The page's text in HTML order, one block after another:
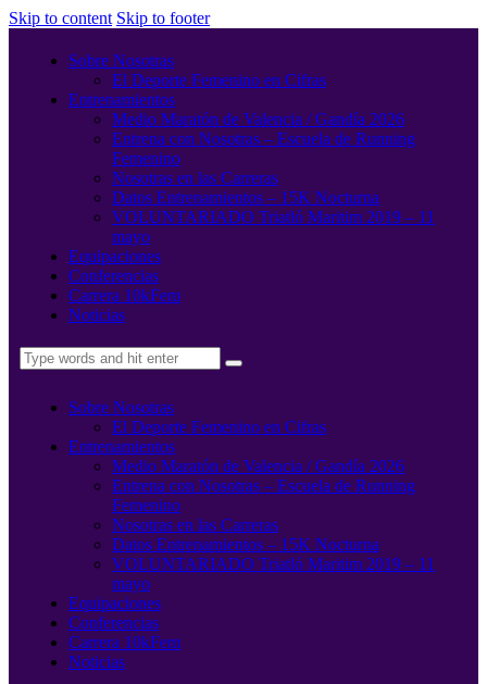
Skip to content Skip to footer
Sobre Nosotras
El Deporte Femenino en Cifras
Entrenamientos
Medio Maratón de Valencia / Gandía 2026
Entrena con Nosotras – Escuela de Running
Femenino
Nosotras en las Carreras
Datos Entrenamientos – 15K Nocturna
VOLUNTARIADO Triatló Maritim 2019 – 11
mayo
Equipaciones
Conferencias
Carrera 10kFem
Noticias
Sobre Nosotras
El Deporte Femenino en Cifras
Entrenamientos
Medio Maratón de Valencia / Gandía 2026
Entrena con Nosotras – Escuela de Running
Femenino
Nosotras en las Carreras
Datos Entrenamientos – 15K Nocturna
VOLUNTARIADO Triatló Maritim 2019 – 11
mayo
Equipaciones
Conferencias
Carrera 10kFem
Noticias